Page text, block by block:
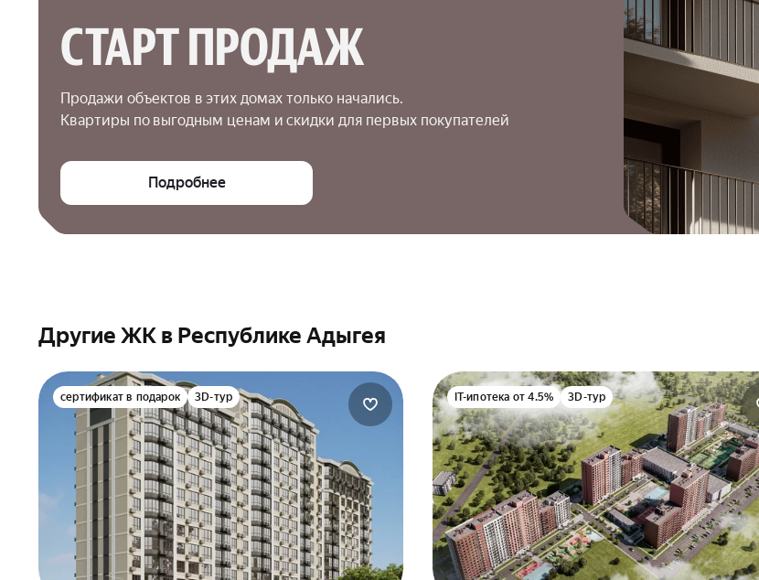
СТАРТ ПРОДАЖ
Продажи объектов в этих домах только начались.
Квартиры по выгодным ценам и скидки для первых покупателей
Подробнее
Другие ЖК в Республике Адыгея
сертификат в подарок 3D-тур IT-ипотека от 4.5% 3D-тур